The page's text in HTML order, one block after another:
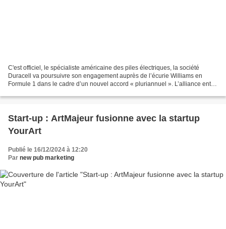
C'est officiel, le spécialiste américaine des piles électriques, la société
Duracell va poursuivre son engagement auprès de l’écurie Williams en
Formule 1 dans le cadre d’un nouvel accord « pluriannuel ». L’alliance entre
Start-up : ArtMajeur fusionne avec la startup
YourArt
Publié le 16/12/2024 à 12:20
Par new pub marketing